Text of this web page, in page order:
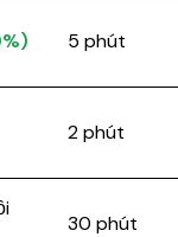
5 phút
2 phút
30 phút